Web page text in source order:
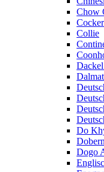
Chow
Collie
Do
Dogo